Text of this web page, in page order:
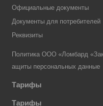
Официальные документы
Документы для потребителей
Реквизиты
Политика ООО «Ломбард
ащиты персональных данные
Тарифы
Тарифы